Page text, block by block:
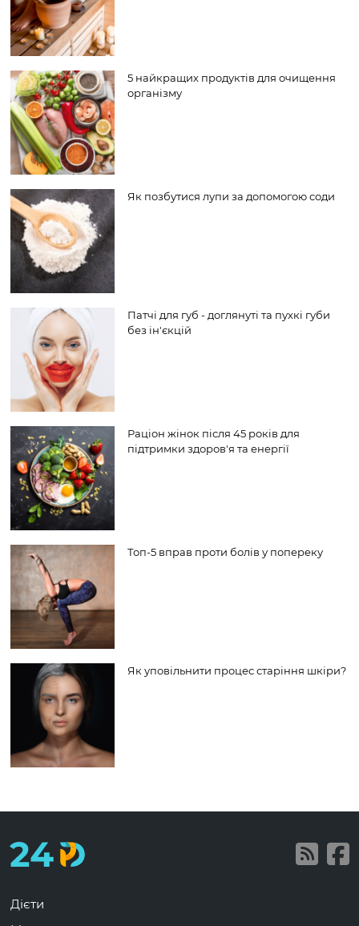
5 найкращих продуктів для очищення
організму
Як позбутися лупи за допомогою соди
Патчі для губ - доглянуті та пухкі губи
без ін'єкцій
Раціон жінок після 45 років для
підтримки здоров'я та енергії
Топ-5 вправ проти болів у попереку
Як уповільнити процес старіння шкіри?
Дієти